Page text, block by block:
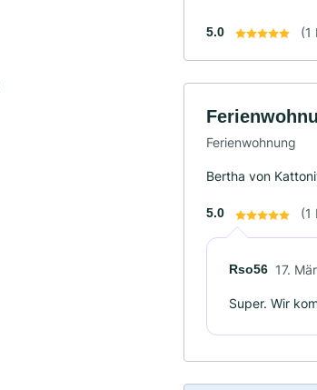
5.0 (1
Ferienwohnung
Bertha von
5.0 (1
Rso56 17.
Super. Wir